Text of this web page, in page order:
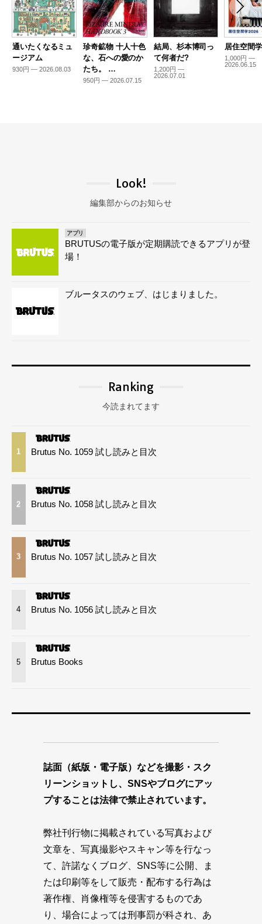
通いたくなるミュ
ージアム
930円 — 2026.08.03
珍奇鉱物 十人十色
な、石への愛のか
たち。 …
950円 — 2026.07.15
結局、杉本博司っ
て何者だ?
1,200円 —
2026.07.01
居住空間
1,000円 —
2026.06.15
Look!
編集部からのお知らせ
アプリ
BRUTUSの電子版が定期購読できるアプリが登
場！
ブルータスのウェブ、はじまりました。
Ranking
今読まれてます
1 Brutus No. 1059 試し読みと目次
2 Brutus No. 1058 試し読みと目次
3 Brutus No. 1057 試し読みと目次
4 Brutus No. 1056 試し読みと目次
5 Brutus Books
誌面（紙版・電子版）などを撮影・スク
リーンショットし、SNSやブログにアッ
プすることは法律で禁止されています。
弊社刊行物に掲載されている写真および
文章を、写真撮影やスキャン等を行なっ
て、許諾なくブログ、SNS等に公開、ま
たは印刷等をして販売・配布する行為は
著作権、肖像権等を侵害するものであ
り、場合によっては刑事罰が科され、あ